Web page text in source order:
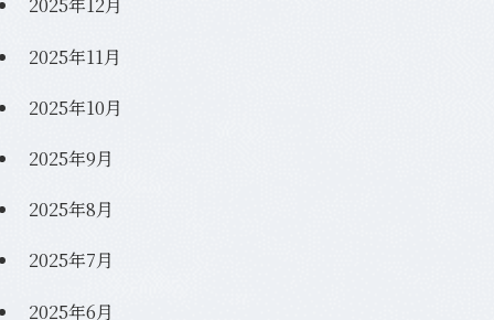
2025年11月
2025年10月
2025年9月
2025年8月
2025年7月
2025年6月